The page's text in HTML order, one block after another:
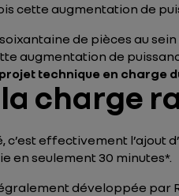
cette augmentation de
de pièces au
augmentation de
technique en charge
charge
c’est effectivement l’ajout
en seulement 30 minutes*.
développée par